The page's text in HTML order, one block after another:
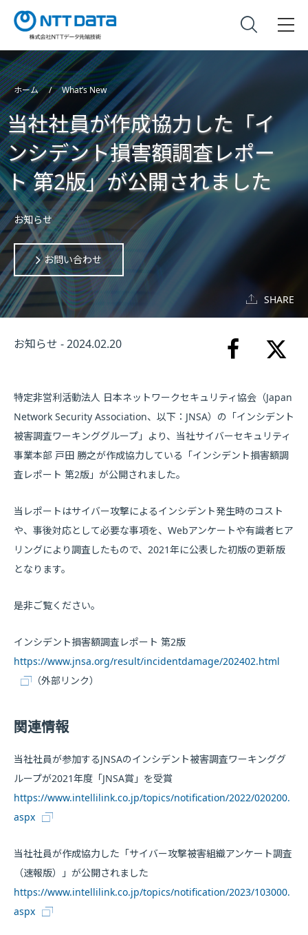
ホーム What’s New
当社社員が作成協力した「イ
ンシデント損害額調査レポー
ト 第2版」が公開されました
お知らせ
お問い合わせ
SHARE
お知らせ - 2024.02.20
特定非営利活動法人 日本ネットワークセキュリティ協会（Japan
Network Security Association、以下：JNSA）の「インシデント
被害調査ワーキンググループ」より、当社サイバーセキュリティ
事業本部 戸田 勝之が作成協力している「インシデント損害額調
査レポート 第2版」が公開されました。
当レポートはサイバー攻撃によるインシデント発生時のコスト
や、事後対応として必要な事項を、Webアンケートや有識者ヒア
リングにより調査したもので、2021年に公表した初版の更新版
となります。
是非ご覧ください。
インシデント損害額調査レポート 第2版
https://www.jnsa.org/result/incidentdamage/202402.html
（外部リンク）
関連情報
当社社員が参加するJNSAのインシデント被害調査ワーキンググ
ループが2021年度「JNSA賞」を受賞
https://www.intellilink.co.jp/topics/notification/2022/020200.
aspx
当社社員が作成協力した「サイバー攻撃被害組織アンケート調査
（速報版）」が公開されました
https://www.intellilink.co.jp/topics/notification/2023/103000.
aspx